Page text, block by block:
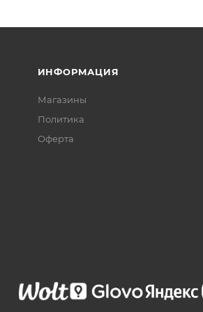
ИНФОРМАЦИЯ
Магазины
Политика
Офертa